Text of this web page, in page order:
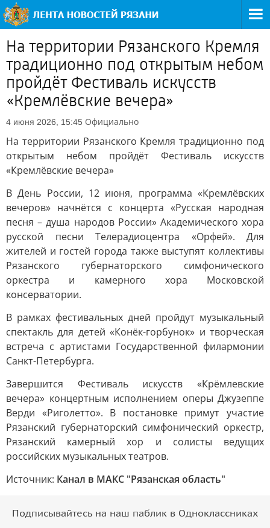
На территории Рязанского Кремля
традиционно под открытым небом
пройдёт Фестиваль искусств
«Кремлёвские вечера»
4 июня 2026, 15:45 Официально
На территории Рязанского Кремля традиционно под
открытым небом пройдёт Фестиваль искусств
«Кремлёвские вечера»
В День России, 12 июня, программа «Кремлёвских
вечеров» начнётся с концерта «Русская народная
песня – душа народов России» Академического хора
русской песни Телерадиоцентра «Орфей». Для
жителей и гостей города также выступят коллективы
Рязанского губернаторского симфонического
оркестра и камерного хора Московской
консерватории.
В рамках фестивальных дней пройдут музыкальный
спектакль для детей «Конёк-горбунок» и творческая
встреча с артистами Государственной филармонии
Санкт-Петербурга.
Завершится Фестиваль искусств «Крёмлевские
вечера» концертным исполнением оперы Джузеппе
Верди «Риголетто». В постановке примут участие
Рязанский губернаторский симфонический оркестр,
Рязанский камерный хор и солисты ведущих
российских музыкальных театров.
Источник: Канал в МАКС "Рязанская область"
Подписывайтесь на наш паблик в Одноклассниках